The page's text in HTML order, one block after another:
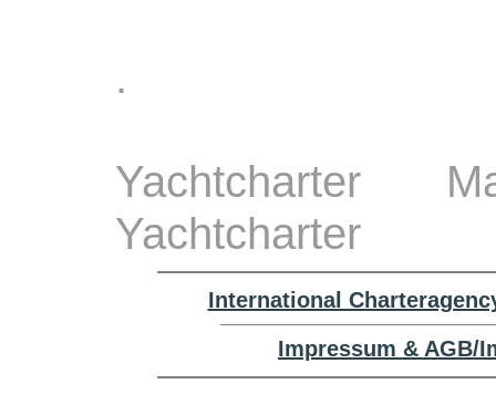
.
Yachtcharter
Yachtcharter
International
Impressum & AGB/